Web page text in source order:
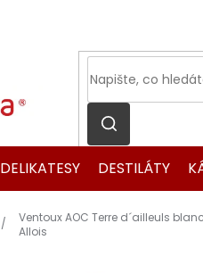
DELIKATESY DESTILÁTY
Ventoux AOC Terre d´ailleuls
Allois